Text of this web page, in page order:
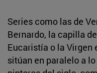
Series como las de
Bernardo, la capilla
Eucaristía o la Virgen
sitúan en paralelo a